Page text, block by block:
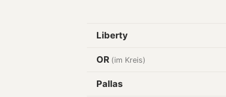
Liberty
OR (im Kreis)
Pallas